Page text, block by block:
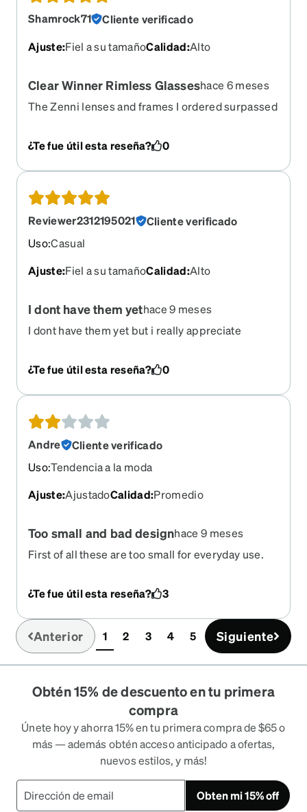
Shamrock71
Cliente verificado
Ajuste:Fiel a su tamañoCalidad:Alto
Clear Winner Rimless Glasseshace 6 meses
The Zenni lenses and frames I ordered surpassed
near and far with incredible ease! They provide
dinner on the town in these amazing, round,
rimless beauties! Thank you, Zenni!
¿Te fue útil esta reseña? 0
Reviewer2312195021
Cliente verificado
Uso:Casual
Ajuste:Fiel a su tamañoCalidad:Alto
I dont have them yethace 9 meses
I dont have them yet but i really appreciate
¿Te fue útil esta reseña?
0
Andre
Cliente verificado
Uso:Tendencia a la moda
Ajuste:AjustadoCalidad:Promedio
Too small and bad designhace 9 meses
First of all these are too small for everyday use.
¿Te fue útil esta reseña? 3
Anterior 1(current)
2 3 4 5 Siguiente
Obtén 15% de descuento en tu primera
compra
Únete hoy y ahorra 15% en tu primera compra de $65 o
más — además obtén acceso anticipado a ofertas,
nuevos estilos, y más!
Obten mi 15% off